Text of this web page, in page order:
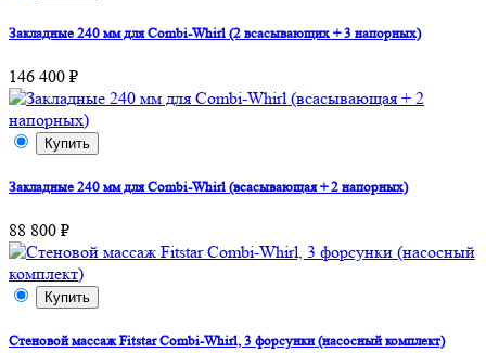
Закладные 240 мм для Combi-Whirl (2 всасывающих + 3 напорных)
146 400 ₽
Купить
Закладные 240 мм для Combi-Whirl (всасывающая + 2 напорных)
88 800 ₽
Купить
Стеновой массаж Fitstar Combi-Whirl, 3 форсунки (насосный комплект)